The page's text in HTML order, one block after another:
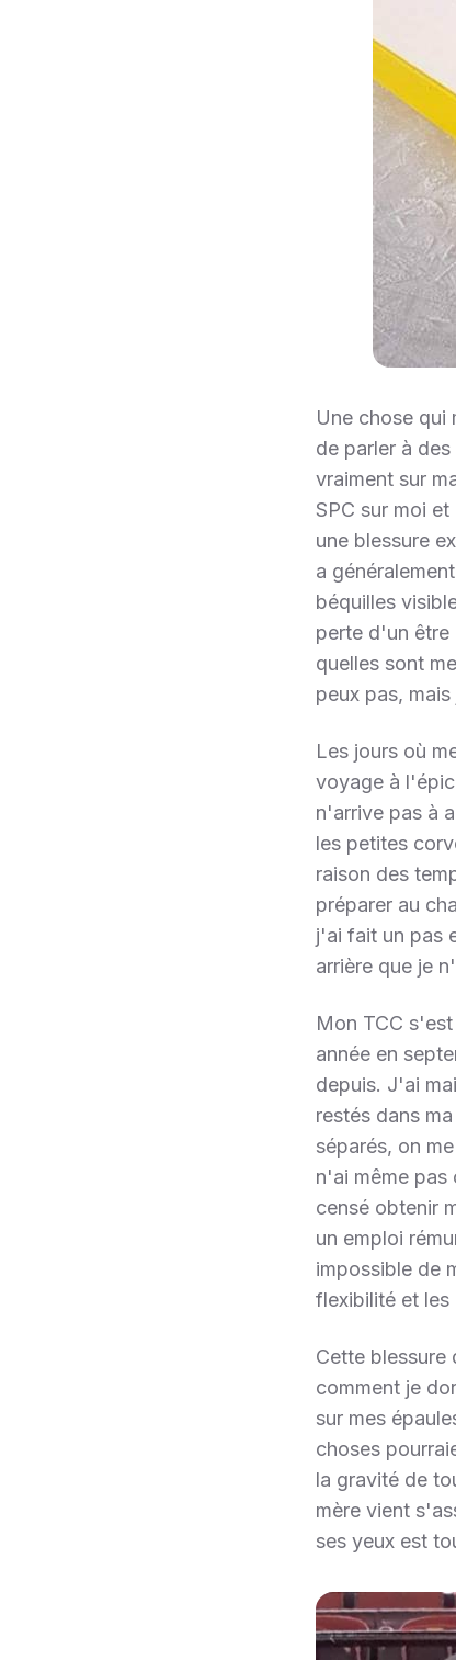
Une chose qui
de parler à
vraiment sur
SPC sur moi
une blessure
a
béquilles
perte d'un être
quelles sont
peux pas,
Les jours où
voyage à
n'arrive pas à
les petites
raison des
préparer au
j'ai fait un pas
arrière que je
Mon TCC
année en
depuis. J'ai
restés dans
séparés, on
n'ai même pas
censé obtenir
un emploi
impossible de
flexibilité et les
Cette blessure
comment je
sur mes
choses
la gravité de
mère vient
ses yeux est